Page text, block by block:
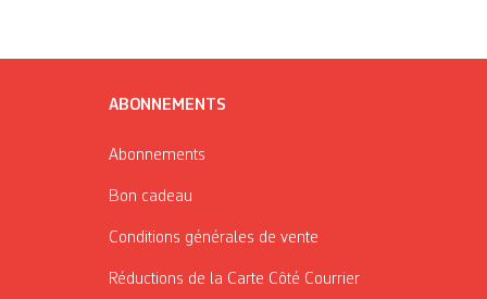
ABONNEMENTS
Abonnements
Bon cadeau
Conditions générales de vente
Réductions de la Carte Côté Courrier